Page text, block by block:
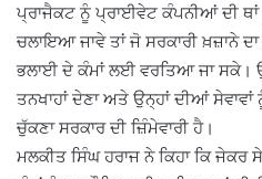
ਪ੍ਰਾਜੈਕਟ ਨੂੰ ਪ੍ਰਾਈਵੇਟ ਕੰਪਨੀਆਂ ਦੀ ਥਾਂ
ਚਲਾਇਆ ਜਾਵੇ ਤਾਂ ਜੋ ਸਰਕਾਰੀ ਖ਼ਜ਼ਾਨੇ
ਭਲਾਈ ਦੇ ਕੰਮਾਂ ਲਈ ਵਰਤਿਆ ਜਾ ਸਕੇ।
ਤਨਖਾਹਾਂ ਦੇਣਾ ਅਤੇ ਉਨ੍ਹਾਂ ਦੀਆਂ
ਚੁੱਕਣਾ ਸਰਕਾਰ ਦੀ ਜ਼ਿੰਮੇਵਾਰੀ ਹੈ।
ਮਲਕੀਤ ਸਿੰਘ ਹਰਾਜ ਨੇ ਕਿਹਾ ਕਿ ਜੇਕਰ